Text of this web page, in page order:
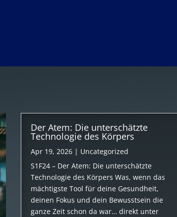
Der Atem: Die unterschätzte
Technologie des Körpers
Apr 19, 2026| Uncategorized
S1F24 – Der Atem: Die unterschätzte
Technologie des Körpers Was, wenn das
mächtigste Tool für deine Gesundheit,
deinen Fokus und dein Bewusstsein die
ganze Zeit schon da war… direkt unter